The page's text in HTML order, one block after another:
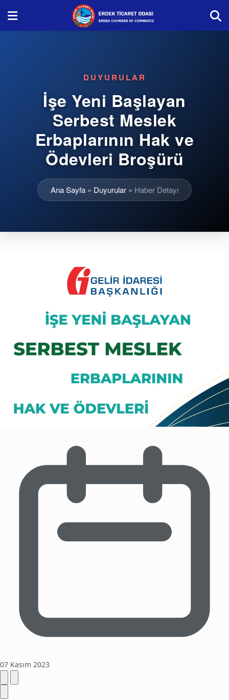
DUYURULAR
İşe Yeni Başlayan
Serbest Meslek
Erbaplarının Hak ve
Ödevleri Broşürü
Ana Sayfa » Duyurular » Haber Detayı
07 Kasım 2023